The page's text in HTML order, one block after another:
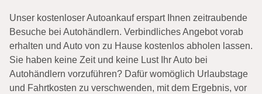
Unser kostenloser Autoankauf erspart Ihnen zeitraubende
Besuche bei Autohändlern. Verbindliches Angebot vorab
erhalten und Auto von zu Hause kostenlos abholen lassen.
Sie haben keine Zeit und keine Lust Ihr Auto bei
Autohändlern vorzuführen? Dafür womöglich Urlaubstage
und Fahrtkosten zu verschwenden, mit dem Ergebnis, vor